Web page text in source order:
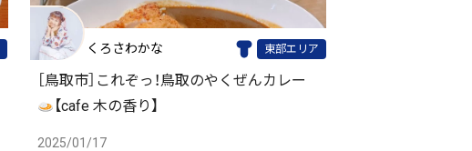
くろさわかな 東部エリア
［鳥取市］これぞっ！鳥取のやくぜんカレー
【cafe 木の香り】
2025/01/17